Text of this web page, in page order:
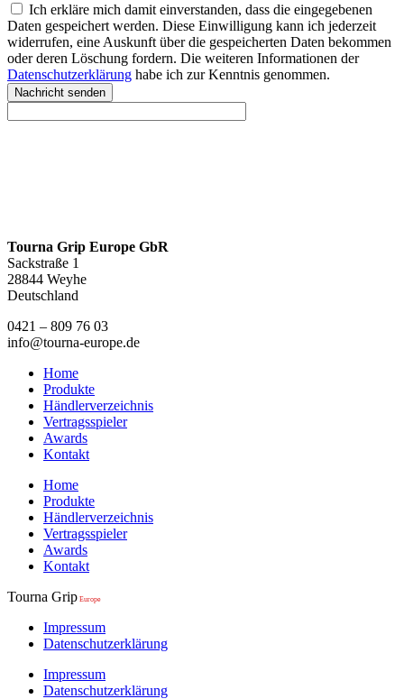
Ich erkläre mich damit einverstanden, dass die eingegebenen
Daten gespeichert werden. Diese Einwilligung kann ich jederzeit
widerrufen, eine Auskunft über die gespeicherten Daten bekommen
oder deren Löschung fordern. Die weiteren Informationen der
Datenschutzerklärung habe ich zur Kenntnis genommen.
Nachricht senden
Tourna Grip Europe GbR
Sackstraße 1
28844 Weyhe
Deutschland
0421 – 809 76 03
info@tourna-europe.de
Home
Produkte
Händlerverzeichnis
Vertragsspieler
Awards
Kontakt
Home
Produkte
Händlerverzeichnis
Vertragsspieler
Awards
Kontakt
Tourna Grip Europe
Impressum
Datenschutzerklärung
Impressum
Datenschutzerklärung